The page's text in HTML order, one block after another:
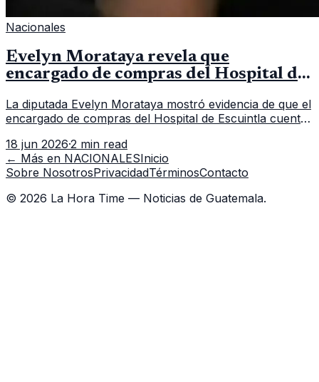
Nacionales
Evelyn Morataya revela que
encargado de compras del Hospital de
La diputada Evelyn Morataya mostró evidencia de que el
encargado de compras del Hospital de Escuintla cuenta
capacitación en la capital.
18 jun 2026·2 min read
← Más en NACIONALESInicio
Sobre NosotrosPrivacidadTérminosContacto
© 2026 La Hora Time — Noticias de Guatemala.